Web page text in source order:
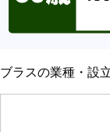
ブラスの業種・設